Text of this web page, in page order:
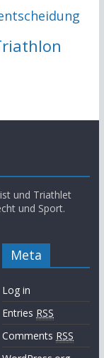
und Triathlet
und Sport.
Meta
Log in
Entries RSS
Comments RSS